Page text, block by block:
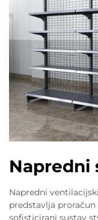
Napredni
Napredni
predstavlja